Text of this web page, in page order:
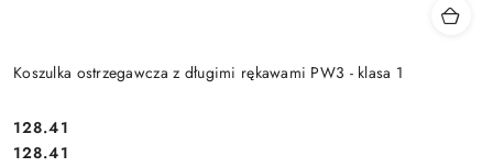
Koszulka ostrzegawcza z długimi rękawami PW3 - klasa 1
Cena:
128.41
Cena:
128.41